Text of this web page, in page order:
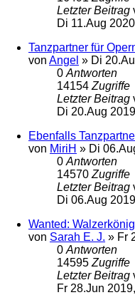
Letzter Beitrag
Di 11.Aug
Tanzpartner für
von Angel » Di
0 Antworten
14154 Zugriffe
Letzter Beitrag
Di 20.Aug
Ebenfalls
von MiriH » Di
0 Antworten
14570 Zugriffe
Letzter Beitrag
Di 06.Aug
Wanted:
von Sarah E. J. » Fr
0 Antworten
14595 Zugriffe
Letzter Beitrag
Fr 28.Jun